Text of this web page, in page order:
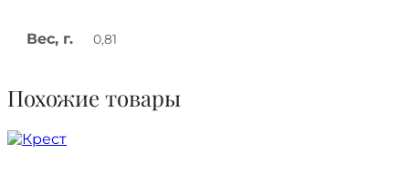
Вес, г. 0,81
Похожие товары